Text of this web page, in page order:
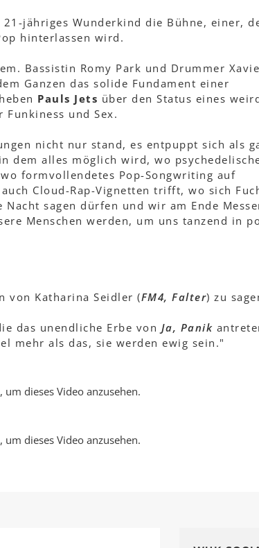
jähriges Wunderkind die Bühne, einer,
hinterlassen wird.
Bassistin Romy Park und Drummer
Ganzen das solide Fundament einer
Pauls Jets über den Status eines
und Sex.
nicht nur stand, es entpuppt sich als
dem alles möglich wird, wo
formvollendetes Pop-Songwriting auf
Cloud-Rap-Vignetten trifft, wo sich
sagen dürfen und wir am Ende
Menschen werden, um uns tanzend in
von Katharina Seidler (FM4, Falter) zu
das unendliche Erbe von Ja, Panik
mehr als das, sie werden ewig sein."
, um dieses Video anzusehen.
, um dieses Video anzusehen.